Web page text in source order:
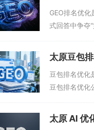
可能的用户提
GEO排名优
式回答中争夺
SEO优化、
及持续的内容
太原豆包
豆包排名优化
豆包排名优化
信息体检开
划，包括官网
太原 AI 优